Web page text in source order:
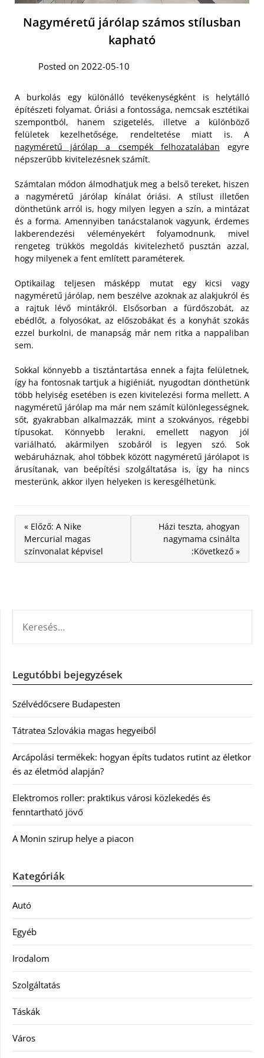
Nagyméretű járólap számos stílusban
kapható
Posted on 2022-05-10
A burkolás egy különálló tevékenységként is helytálló
építészeti folyamat. Óriási a fontossága, nemcsak esztétikai
szempontból, hanem szigetelés, illetve a különböző
felületek kezelhetősége, rendeltetése miatt is. A
nagyméretű járólap a csempék felhozatalában egyre
népszerűbb kivitelezésnek számít.
Számtalan módon álmodhatjuk meg a belső tereket, hiszen
a nagyméretű járólap kínálat óriási. A stílust illetően
dönthetünk arról is, hogy milyen legyen a szín, a mintázat
és a forma. Amennyiben tanácstalanok vagyunk, érdemes
lakberendezési véleményekért folyamodnunk, mivel
rengeteg trükkös megoldás kivitelezhető pusztán azzal,
hogy milyenek a fent említett paraméterek.
Optikailag teljesen másképp mutat egy kicsi vagy
nagyméretű járólap, nem beszélve azoknak az alakjukról és
a rajtuk lévő mintákról. Elsősorban a fürdőszobát, az
ebédlőt, a folyosókat, az előszobákat és a konyhát szokás
ezzel burkolni, de manapság már nem ritka a nappaliban
sem.
Sokkal könnyebb a tisztántartása ennek a fajta felületnek,
így ha fontosnak tartjuk a higiéniát, nyugodtan dönthetünk
több helyiség esetében is ezen kivitelezési forma mellett. A
nagyméretű járólap ma már nem számít különlegességnek,
sőt, gyakrabban alkalmazzák, mint a szokványos, régebbi
típusokat. Könnyebb lerakni, emellett nagyon jól
variálható, akármilyen szobáról is legyen szó. Sok
webáruháznak, ahol többek között nagyméretű járólapot is
árusítanak, van beépítési szolgáltatása is, így ha nincs
mesterünk, akkor ilyen helyeken is keresgélhetünk.
« Előző: A Nike
Mercurial magas
színvonalat képvisel
Házi teszta, ahogyan
nagymama csinálta
:Következő »
Legutóbbi bejegyzések
Szélvédőcsere Budapesten
Tátratea Szlovákia magas hegyeiből
Arcápolási termékek: hogyan építs tudatos rutint az életkor
és az életmód alapján?
Elektromos roller: praktikus városi közlekedés és
fenntartható jövő
A Monin szirup helye a piacon
Kategóriák
Autó
Egyéb
Irodalom
Szolgáltatás
Táskák
Város